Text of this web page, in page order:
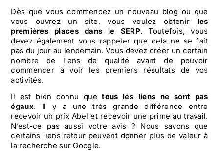
Dès que vous commencez un nouveau blog ou que
vous ouvrez un site, vous voulez obtenir les
premières places dans le SERP. Toutefois, vous
devez également vous rappeler que cela ne se fait
pas du jour au lendemain. Vous devez créer un certain
nombre de liens de qualité avant de pouvoir
commencer à voir les premiers résultats de vos
activités.
Il est bien connu quetous les liens ne sont pas
égaux. Il y a une très grande différence entre
recevoir un prix Abel et recevoir une prime au travail.
N’est-ce pas aussi votre avis ? Nous savons que
certains liens retour peuvent donner plus de valeur à
la recherche sur Google.